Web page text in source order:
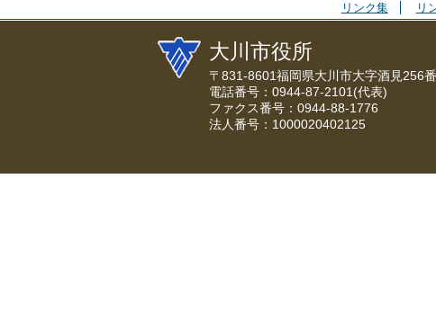
リンク集 リ
大川市役所
〒831-8601福岡県大川市大字酒見256
電話番号：0944-87-2101(代表)
ファクス番号：0944-88-1776
法人番号：1000020402125